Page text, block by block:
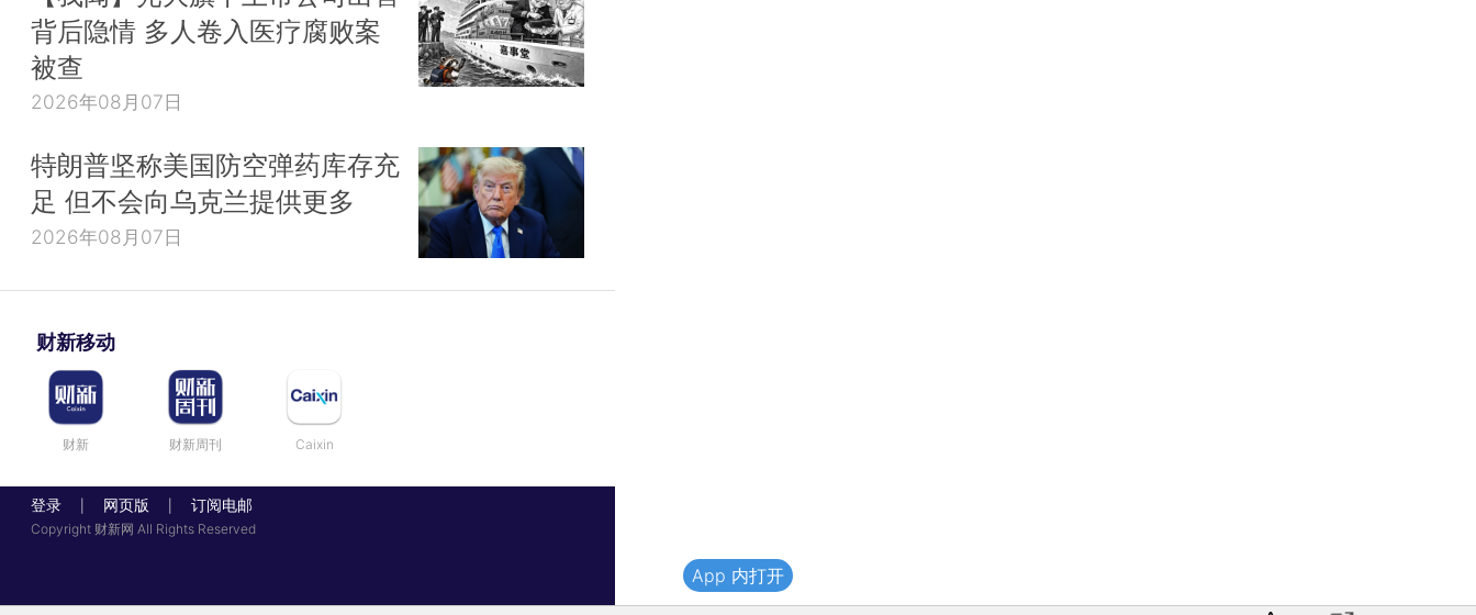
背后隐情 多人卷入医疗腐败案
被查
2026年08月07日
特朗普坚称美国防空弹药库存充
足 但不会向乌克兰提供更多
2026年08月07日
财新移动
财新 财新周刊 Caixin
登录 网页版 订阅电邮
Copyright 财新网 All Rights Reserved
App 内打开